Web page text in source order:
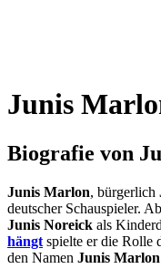
Junis
Biografie von
Junis Marlon, bürgerlich
deutscher Schauspieler.
Junis Noreick als
hängt spielte er die Rolle
den Namen Junis Marlon